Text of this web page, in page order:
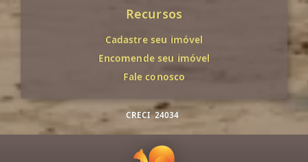
Recursos
Cadastre seu imóvel
Encomende seu imóvel
Fale conosco
CRECI 24034